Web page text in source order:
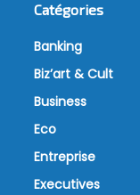
Catégories
Banking
Biz’art & Cult
Business
Eco
Entreprise
Executives